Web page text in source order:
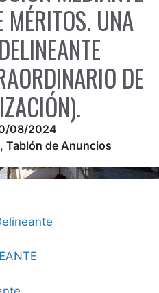
MÉRITOS. UNA
DE
08/2024
, Tablón de Anuncios